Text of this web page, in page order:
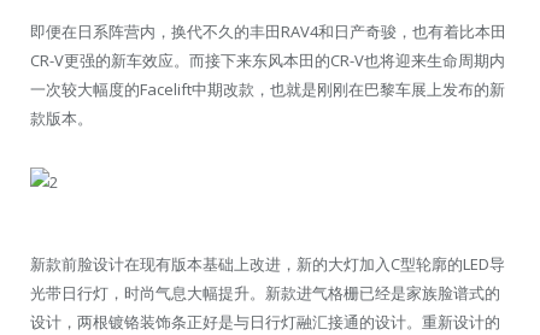
即便在日系阵营内，换代不久的丰田RAV4和日产奇骏，也有着比本田
CR-V更强的新车效应。而接下来东风本田的CR-V也将迎来生命周期内
一次较大幅度的Facelift中期改款，也就是刚刚在巴黎车展上发布的新
款版本。
新款前脸设计在现有版本基础上改进，新的大灯加入C型轮廓的LED导
光带日行灯，时尚气息大幅提升。新款进气格栅已经是家族脸谱式的
设计，两根镀铬装饰条正好是与日行灯融汇接通的设计。重新设计的